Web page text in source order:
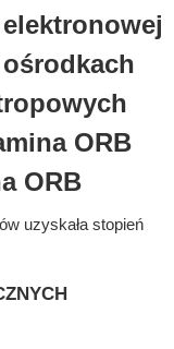
ORB
ORB
uzyskała stopień